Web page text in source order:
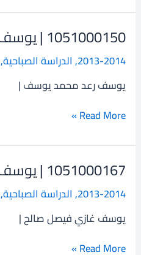
1051000150 | يوسف رعد محمد يوسف
2013-2014
, الدراسة الصباحية,
يوسف رعد محمد يوسف |
1051000150
يوسف
رعد
محمد
يوسف
Read More »
1051000167 | يوسف غازي فيصل صالح
2013-2014
, الدراسة الصباحية,
يوسف غازي فيصل صالح |
1051000167
يوسف
غازي
فيصل
صالح
Read More »